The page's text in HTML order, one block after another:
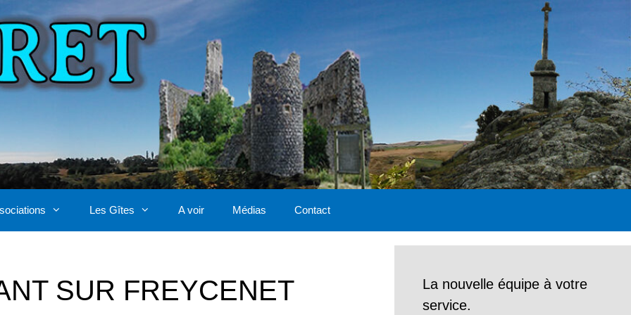
Les Gîtes A voir Médias Contact
SUR FREYCENET
La nouvelle équipe à votre
service.